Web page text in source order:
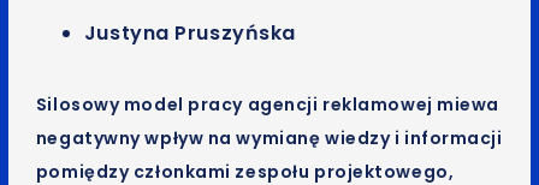
Justyna Pruszyńska
Silosowy model pracy agencji reklamowej miewa
negatywny wpływ na wymianę wiedzy i informacji
pomiędzy członkami zespołu projektowego,